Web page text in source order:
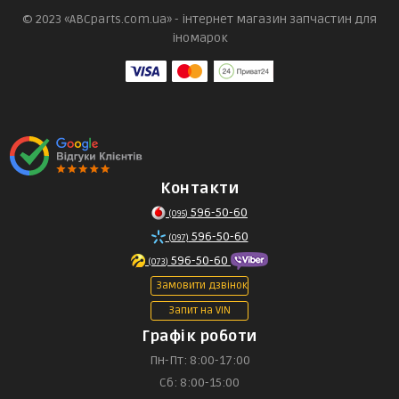
© 2023 «ABCparts.com.ua» - інтернет магазин запчастин для
іномарок
Контакти
(095) 596-50-60
(097) 596-50-60
(073) 596-50-60
Замовити дзвінок
Запит на VIN
Графік роботи
Пн-Пт: 8:00-17:00
Сб: 8:00-15:00